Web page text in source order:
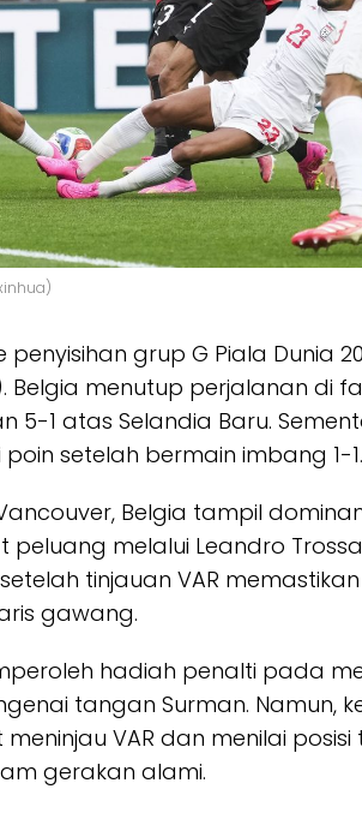
penyisihan grup G Piala Dunia
Belgia menutup perjalanan di
5-1 atas Selandia Baru.
setelah bermain imbang 1-1.
Belgia tampil
peluang melalui Leandro
tinjauan VAR
gawang.
hadiah penalti pada
tangan Surman. Namun,
VAR dan menilai
gerakan alami.